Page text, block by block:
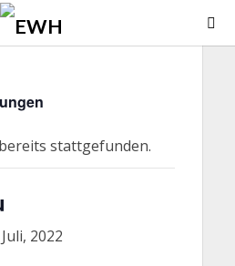
stattgefunden.
2022